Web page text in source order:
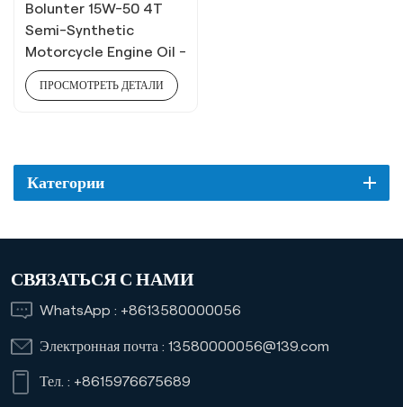
Bolunter 15W-50 4T
Semi-Synthetic
Motorcycle Engine Oil -
API SL / JASO MA (1L)
ПРОСМОТРЕТЬ ДЕТАЛИ
Категории
СВЯЗАТЬСЯ С НАМИ
WhatsApp : +8613580000056
Электронная почта : 13580000056@139.com
Тел. : +8615976675689